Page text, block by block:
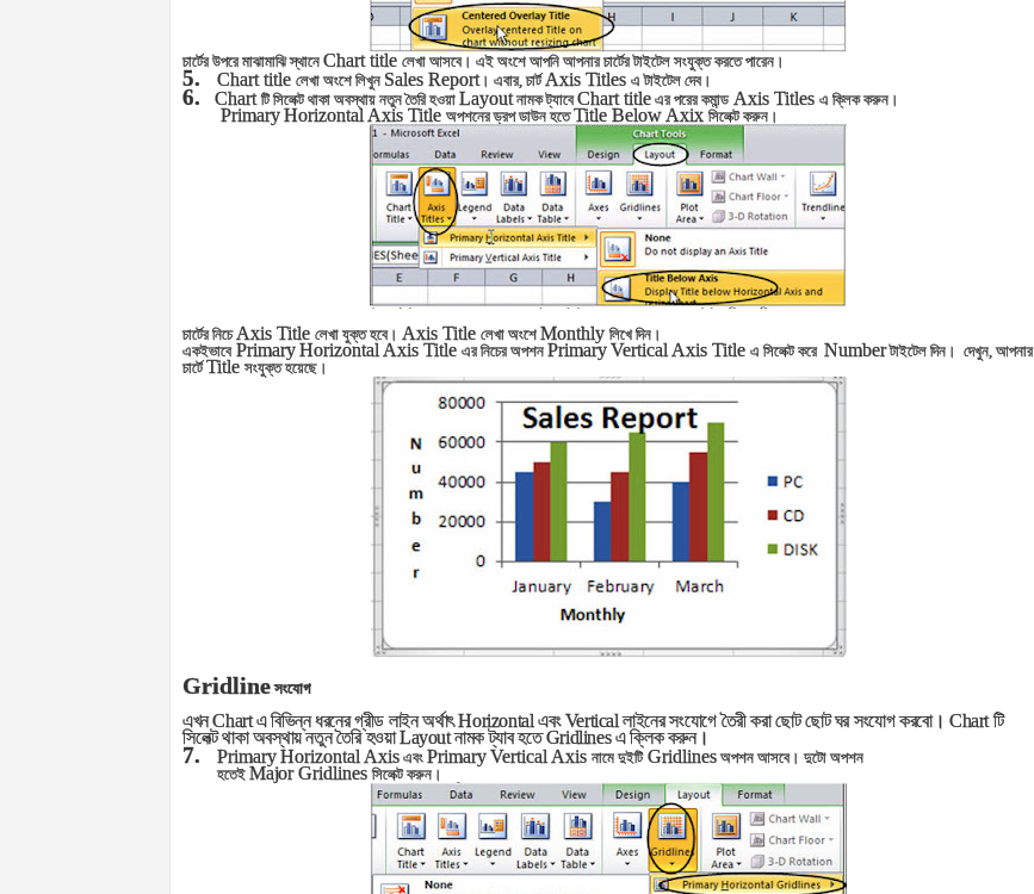
চার্টের উপরে মাঝামাঝি স্থানে Chart title লেখা আসবে। এই অংশে আপনি আপনার চার্টের টাইটেল সংযুক্ত করতে পারেন।
5. Chart title লেখা অংশে লিখুন Sales Report। এবার, চার্ট Axis Titles এ টাইটেল দেব।
6. Chartটি সিলেক্ট থাকা অবস্থায় নতুন তৈরি হওয়া Layoutনামক ট্যাবেChart title এর পরের কমান্ডAxis Titles এ ক্লিক করুন।
PrimaryHorizontal Axis Titleঅপশনের ড্রপ ডাউন হতেTitle Below Axixসিলেক্ট করুন।
চার্টের নিচে Axis Title লেখা যুক্ত হবে। Axis Title লেখা অংশে Monthlyলিখে দিন।
একইভাবেPrimaryHorizontal Axis Title এর নিচের অপশন PrimaryVertical Axis Title এ সিলেক্ট করে Numberটাইটেল দিন। দেখুন, আপনার
চার্টেTitleসংযুক্ত হয়েছে।
Gridlineসংযোগ
এখনChartএ বিভিন্ন ধরনের গ্রীড লাইন অর্থাৎHorizontal এবংVerticalলাইনের সংযোগে তৈরী করা ছোট ছোট ঘর সংযোগ করবো।Chartটি
সিলেক্ট থাকা অবস্থায় নতুন তৈরি হওয়াLayoutনামক ট্যাব হতেGridlinesএ ক্লিক করুন।
7. PrimaryHorizontal Axis এবং PrimaryVertical Axisনামে দুইটিGridlinesঅপশন আসবে। দুটো অপশন
হতেই MajorGridlinesসিলেক্ট করুন।